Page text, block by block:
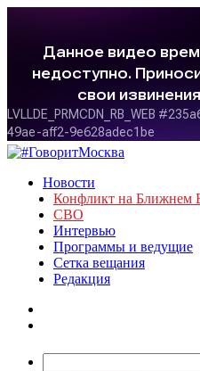
Новости
Конфликт на Ближнем
СВО
Интервью
Программы и ведущие
Сетка вещания
Редакция